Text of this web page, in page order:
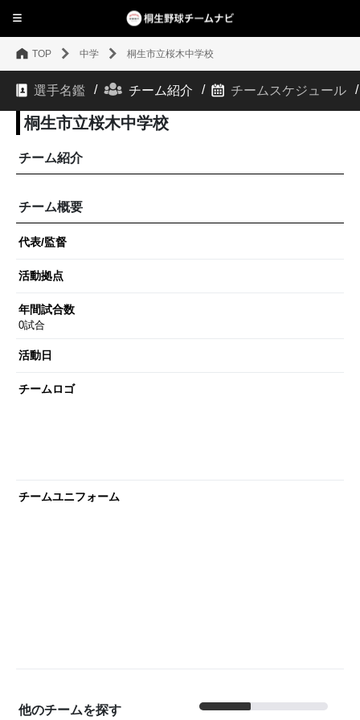
TOP 中学 桐生市立桜木中学校
選手名鑑 チーム紹介 チームスケジュール
桐生市立桜木中学校
チーム紹介
チーム概要
代表/監督
活動拠点
年間試合数
0試合
活動日
チームロゴ
チームユニフォーム
他のチームを探す